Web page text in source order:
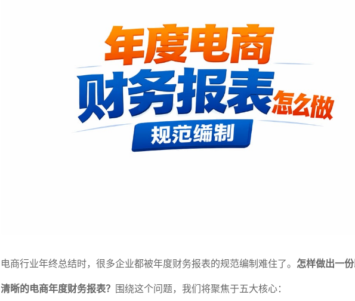
电商行业年终总结时，很多企业都被年度财务报表的规范编制难住了。 怎样做出一
清晰的电商年度财务报表？ 围绕这个问题，我们将聚焦于五大核心：